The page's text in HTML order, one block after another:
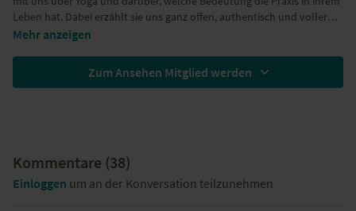
Leben hat. Dabei erzählt sie uns ganz offen, authentisch und voller
positiver Energie, was sie auf ihren Reisen und in ihrer Yogapraxis
auch gerne mal den Druck raus, lässt dann auch mal fünfe gerade sein
Mehr anzeigen
Zum Ansehen Mitglied werden
Kommentare (38)
Einloggen um an der Konversation teilzunehmen